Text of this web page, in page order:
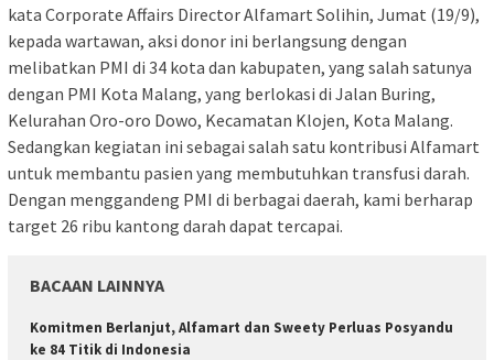
kata Corporate Affairs Director Alfamart Solihin, Jumat (19/9),
kepada wartawan, aksi donor ini berlangsung dengan
melibatkan PMI di 34 kota dan kabupaten, yang salah satunya
dengan PMI Kota Malang, yang berlokasi di Jalan Buring,
Kelurahan Oro-oro Dowo, Kecamatan Klojen, Kota Malang.
Sedangkan kegiatan ini sebagai salah satu kontribusi Alfamart
untuk membantu pasien yang membutuhkan transfusi darah.
Dengan menggandeng PMI di berbagai daerah, kami berharap
target 26 ribu kantong darah dapat tercapai.
BACAAN LAINNYA
Komitmen Berlanjut, Alfamart dan Sweety Perluas Posyandu
ke 84 Titik di Indonesia